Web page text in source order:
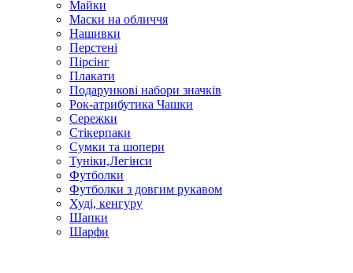
Майки
Маски на обличчя
Нашивки
Перстені
Пірсінг
Плакати
Подарункові набори значків
Рок-атрибутика Чашки
Сережки
Стікерпаки
Сумки та шопери
Туніки,Легінси
Футболки
Футболки з довгим рукавом
Худі, кенгуру
Шапки
Шарфи